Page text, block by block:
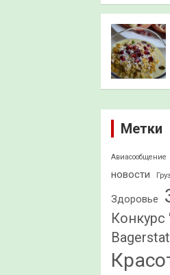
Метки
Авиасообщение
новости
Здоровье